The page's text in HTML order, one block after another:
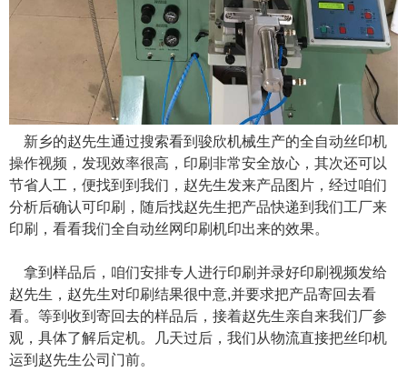
新乡的赵先生通过搜索看到骏欣机械生产的全自动丝印机
操作视频，发现效率很高，印刷非常安全放心，其次还可以
节省人工，便找到到我们，赵先生发来产品图片，经过咱们
分析后确认可印刷，随后找赵先生把产品快递到我们工厂来
印刷，看看我们全自动丝网印刷机印出来的效果。
拿到样品后，咱们安排专人进行印刷并录好印刷视频发给
赵先生，赵先生对印刷结果很中意,并要求把产品寄回去看
看。等到收到寄回去的样品后，接着赵先生亲自来我们厂参
观，具体了解后定机。几天过后，我们从物流直接把丝印机
运到赵先生公司门前。